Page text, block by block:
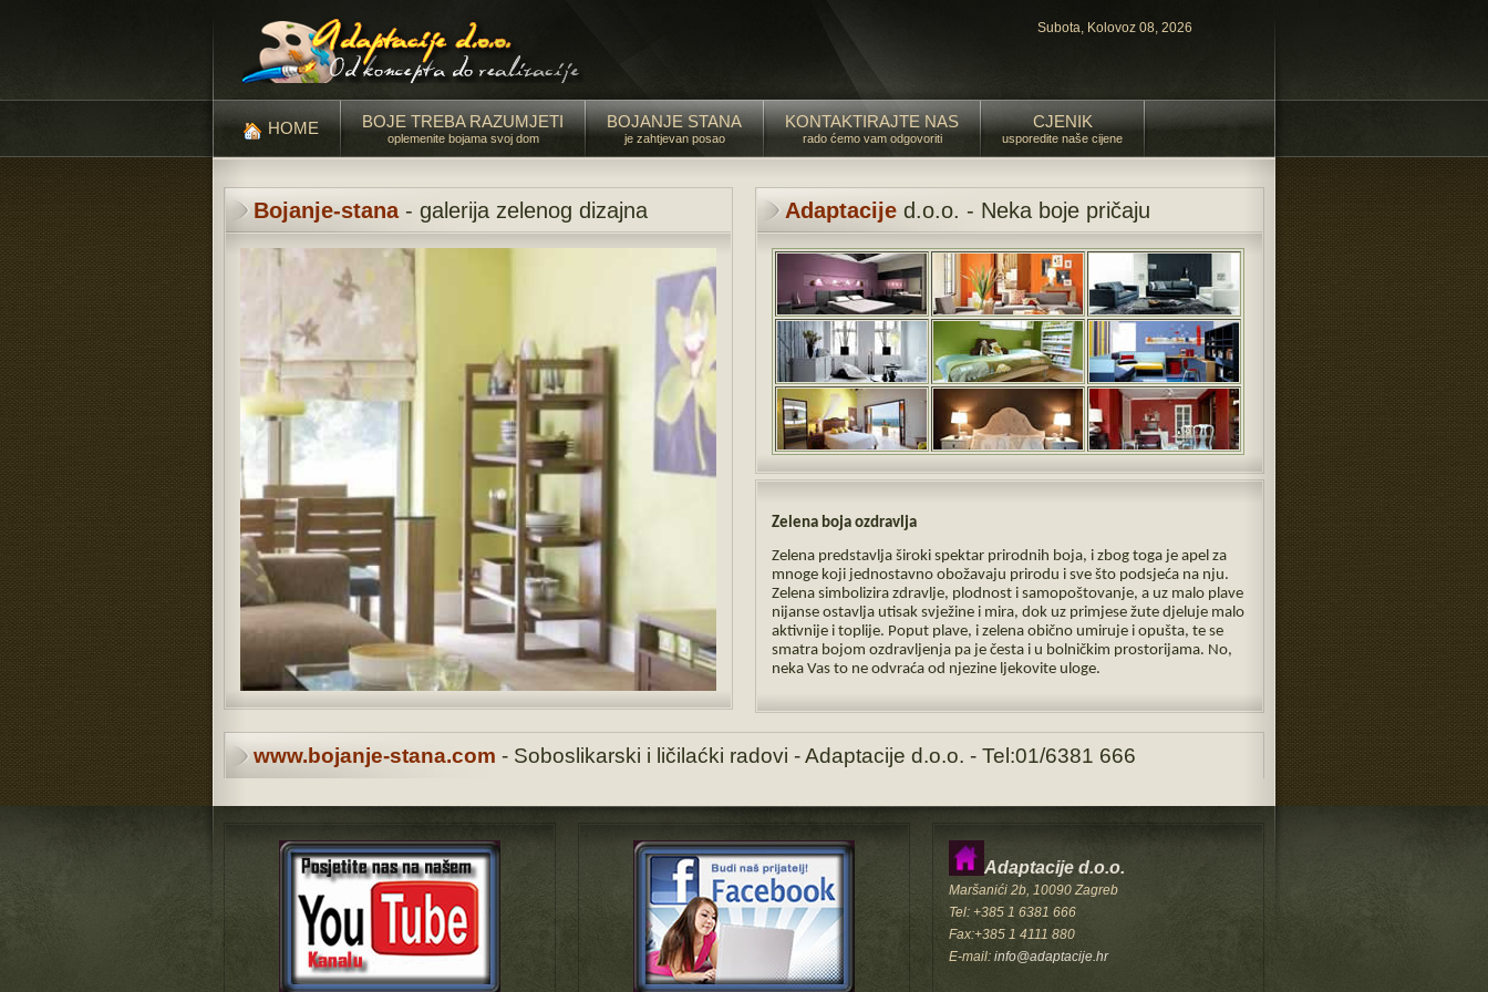
Subota, Kolovoz 08, 2026
HOME BOJE TREBA RAZUMJETI
oplemenite bojama svoj dom
BOJANJE STANA
je zahtjevan posao
KONTAKTIRAJTE NAS
rado ćemo vam odgovoriti
CJENIK
usporedite naše cijene
Bojanje-stana- galerija zelenog dizajna Adaptacije d.o.o. - Neka boje pričaju
Zelena boja ozdravlja
Zelena predstavlja široki spektar prirodnih boja, i zbog toga je apel za
mnoge koji jednostavno obožavaju prirodu i sve što podsjeća na nju.
Zelena simbolizira zdravlje, plodnost i samopoštovanje, a uz malo plave
nijanse ostavlja utisak svježine i mira, dok uz primjese žute djeluje malo
aktivnije i toplije. Poput plave, i zelena obično umiruje i opušta, te se
smatra bojom ozdravljenja pa je česta i u bolničkim prostorijama. No,
neka Vas to ne odvraća od njezine ljekovite uloge.
www.bojanje-stana.com - Soboslikarski i ličilaćki radovi - Adaptacije d.o.o. - Tel:01/6381 666
Adaptacije d.o.o.
Maršanići 2b, 10090 Zagreb
Tel: +385 1 6381 666
Fax:+385 1 4111 880
E-mail: info@adaptacije.hr